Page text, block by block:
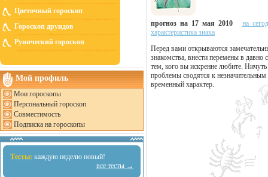
Цветочный гороскоп
Гороскоп друидов
Рунический гороскоп
Мой профиль
Мои гороскопы
Персональный гороскоп
Совместимость
Подписка на гороскопы
Тесты: каждую неделю новый!
все тесты →
прогноз на 17 мая 2010
на
характеристика знака
Перед вами открываются
знакомства, внести перемены в
тем, кого вы искренне любите.
проблемы сводятся к
временный характер.